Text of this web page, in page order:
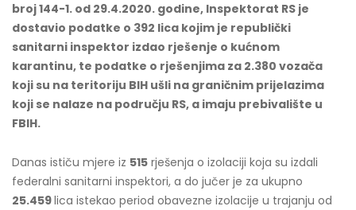
broj 144-1. od 29.4.2020. godine, Inspektorat RS je
dostavio podatke o 392 lica kojim je republički
sanitarni inspektor izdao rješenje o kućnom
karantinu, te podatke o rješenjima za 2.380 vozača
koji su na teritoriju BIH ušli na graničnim prijelazima
koji se nalaze na području RS, a imaju prebivalište u
FBIH.
Danas ističu mjere iz 515 rješenja o izolaciji koja su izdali
federalni sanitarni inspektori, a do jučer je za ukupno
25.459lica istekao period obavezne izolacije u trajanju od